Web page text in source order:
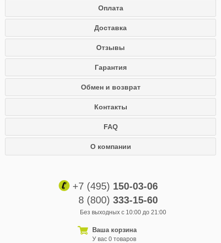
Оплата
Доставка
Отзывы
Гарантия
Обмен и возврат
Контакты
FAQ
О компании
+7 (495) 150-03-06
8 (800) 333-15-60
Без выходных с 10:00 до 21:00
Ваша корзина
У вас 0 товаров